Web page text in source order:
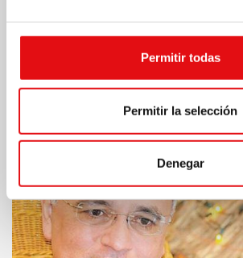
Permitir todas
Permitir la selección
Denegar
en el seno de una acomodada fami...